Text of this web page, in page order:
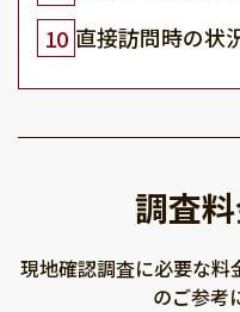
10 直接訪問時の状
調査
現地確認調査に必要な料
のご参考